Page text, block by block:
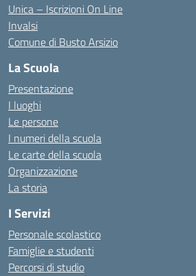
Unica – Iscrizioni On Line
Invalsi
Comune di Busto Arsizio
La Scuola
Presentazione
I luoghi
Le persone
I numeri della scuola
Le carte della scuola
Organizzazione
La storia
I Servizi
Personale scolastico
Famiglie e studenti
Percorsi di studio